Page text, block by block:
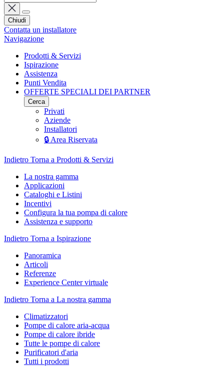
Chiudi
Contatta un installatore
Navigazione
Prodotti & Servizi
Ispirazione
Assistenza
Punti Vendita
OFFERTE SPECIALI DEI PARTNER
Cerca
Privati
Aziende
Installatori
🔒 Area Riservata
Indietro Torna a Prodotti & Servizi
La nostra gamma
Applicazioni
Cataloghi e Listini
Incentivi
Configura la tua pompa di calore
Assistenza e supporto
Indietro Torna a Ispirazione
Panoramica
Articoli
Referenze
Experience Center virtuale
Indietro Torna a La nostra gamma
Climatizzatori
Pompe di calore aria-acqua
Pompe di calore ibride
Tutte le pompe di calore
Purificatori d'aria
Tutti i prodotti